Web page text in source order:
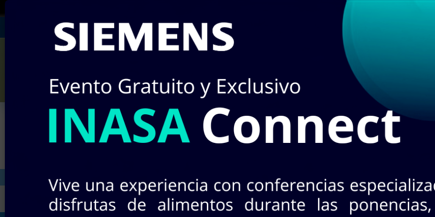
puedes hacerlo en el apartado de
Julián Villagrán #1423 Nte. Col. Industrial, CP 64440. Mty, N.L.
¡No te pierdas INASA Connect!
Miércoles 26 de agosto · 2 horarios a elegir · Evento exclusivo
¡Nuevos productos!
Horarios: Lunes a
Cotizar con nosotros